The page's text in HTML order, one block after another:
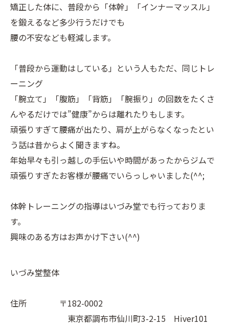
矯正した体に、普段から「体幹」「インナーマッスル」
を鍛えるなど多少行うだけでも
腰の不安なども軽減します。
「普段から運動はしている」という人もただ、同じトレ
ーニング
「腕立て」「腹筋」「背筋」「腕振り」の回数をたくさ
んやるだけでは”健康”からは離れたりもします。
頑張りすぎて腰痛が出たり、肩が上がらなくなったとい
う話は昔からよく聞きますね。
年始早々も引っ越しの手伝いや時間があったからジムで
頑張りすぎたお客様が腰痛でいらっしゃいました(^^;
体幹トレーニングの指導はいづみ堂でも行っておりま
す。
興味のある方はお声かけ下さい(^^)
いづみ堂整体
住所 〒182-0002
東京都調布市仙川町3-2-15 Hiver101